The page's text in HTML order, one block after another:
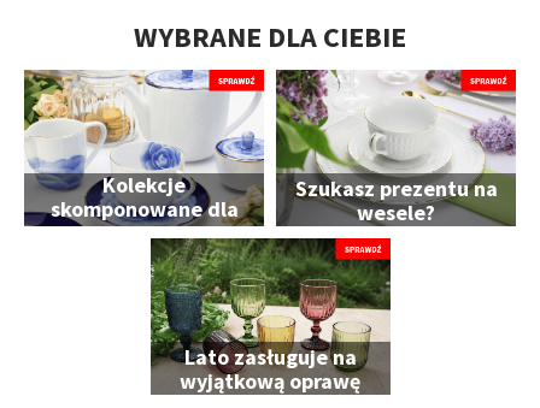
WYBRANE DLA CIEBIE
Kolekcje
skomponowane dla
Ciebie
Szukasz prezentu na
wesele?
Lato zasługuje na
wyjątkową oprawę